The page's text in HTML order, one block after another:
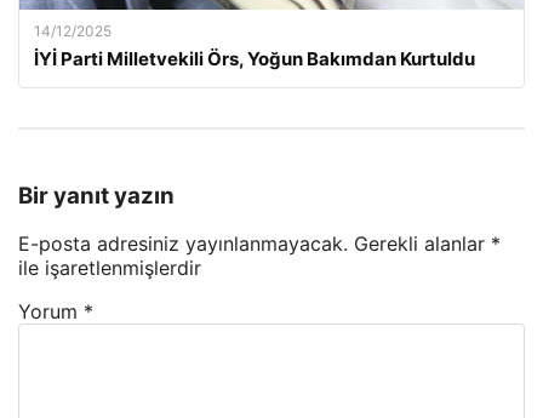
14/12/2025
İYİ Parti Milletvekili Örs, Yoğun Bakımdan Kurtuldu
Bir yanıt yazın
E-posta adresiniz yayınlanmayacak. Gerekli alanlar *
ile işaretlenmişlerdir
Yorum *